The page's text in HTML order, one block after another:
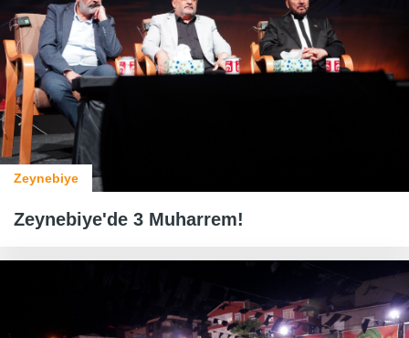
Zeynebiye
Zeynebiye'de 3 Muharrem!